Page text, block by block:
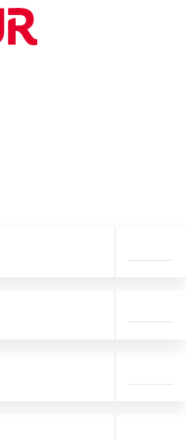
OFERTE DE NERATAT